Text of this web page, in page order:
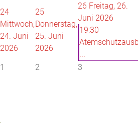
24
Mittwoch,
24. Juni
2026
25
Donnerstag,
25. Juni
2026
26 Freitag, 26.
Juni 2026
19:30
...
1 2 3